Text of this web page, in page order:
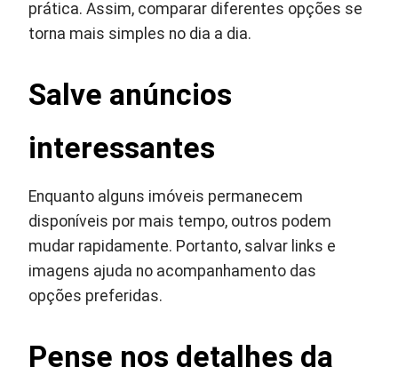
prática. Assim, comparar diferentes opções se
torna mais simples no dia a dia.
Salve anúncios
interessantes
Enquanto alguns imóveis permanecem
disponíveis por mais tempo, outros podem
mudar rapidamente. Portanto, salvar links e
imagens ajuda no acompanhamento das
opções preferidas.
Pense nos detalhes da